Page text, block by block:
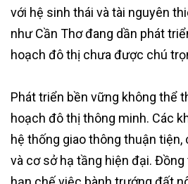
với hệ sinh thái và tài nguyên
như Cần Thơ đang dần phát
hoạch đô thị chưa được chú
Phát triển bền vững không thể
hoạch đô thị thông minh. Các
hệ thống giao thông thuận tiện,
và cơ sở hạ tầng hiện đại.